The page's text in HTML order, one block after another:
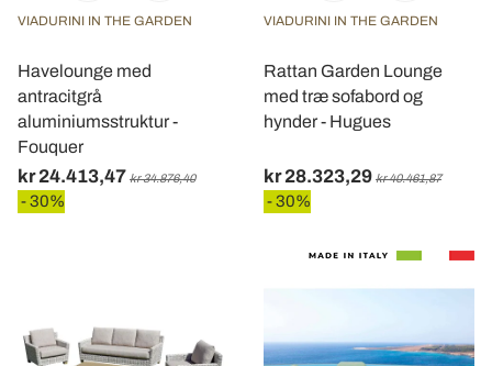
VIADURINI IN THE GARDEN
Havelounge med
antracitgrå
aluminiumsstruktur -
Fouquer
kr 24.413,47 kr 34.876,40
- 30%
VIADURINI IN THE GARDEN
Rattan Garden Lounge
med træ sofabord og
hynder - Hugues
kr 28.323,29 kr 40.461,87
- 30%